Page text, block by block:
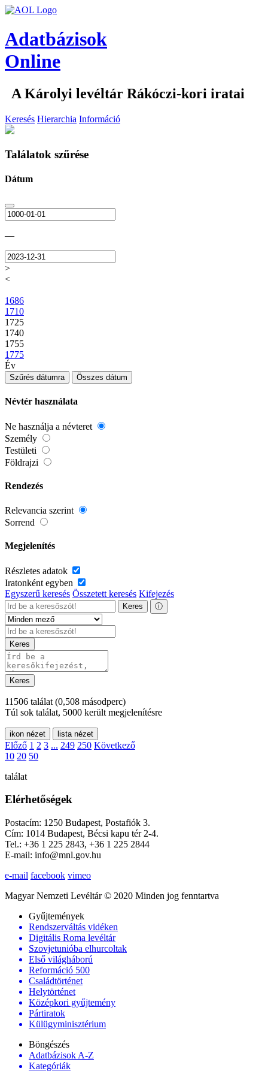
Adatbázisok
Online
A Károlyi levéltár Rákóczi-kori iratai
Keresés Hierarchia Információ
Találatok szűrése
Dátum
—
>
<
1686
1710
1725
1740
1755
1775
Év
Szűrés dátumra Összes dátum
Névtér használata
Ne használja a névteret
Személy
Testületi
Földrajzi
Rendezés
Relevancia szerint
Sorrend
Megjelenítés
Részletes adatok
Iratonként egyben
Egyszerű keresés Összetett keresés Kifejezés
Keres ⓘ
Keres
Keres
11506 találat (0,508 másodperc)
Túl sok találat, 5000 került megjelenítésre
ikon nézet lista nézet
Előző 1 2 3 ... 249 250 Következő
10 20 50
találat
Elérhetőségek
Postacím: 1250 Budapest, Postafiók 3.
Cím: 1014 Budapest, Bécsi kapu tér 2-4.
Tel.: +36 1 225 2843, +36 1 225 2844
E-mail: info@mnl.gov.hu
e-mail facebook vimeo
Magyar Nemzeti Levéltár © 2020 Minden jog fenntartva
Gyűjtemények
Rendszerváltás vidéken
Digitális Roma levéltár
Szovjetunióba elhurcoltak
Első világháború
Reformáció 500
Családtörténet
Helytörténet
Középkori gyűjtemény
Pártiratok
Külügyminisztérium
Böngészés
Adatbázisok A-Z
Kategóriák